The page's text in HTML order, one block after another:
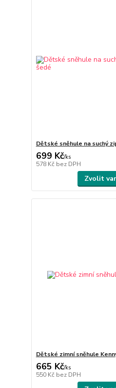
Dětské sněhule na suchý
699 Kč/ks
578 Kč bez DPH
Zvolit
Dětské zimní sněhule
665 Kč/ks
550 Kč bez DPH